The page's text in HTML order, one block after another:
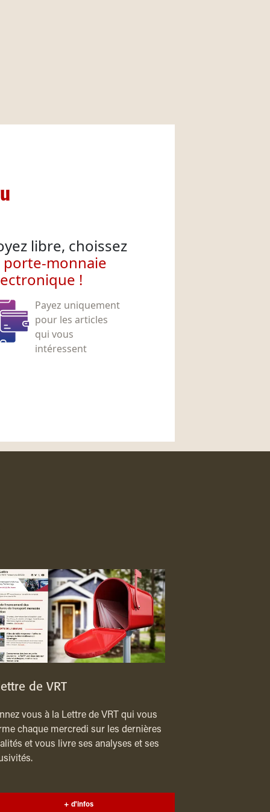
libre, choissez
porte-monnaie
!
Payez uniquement
pour les articles
qui vous
intéressent
de VRT
vous à la Lettre de VRT qui vous
chaque mercredi sur les dernières
et vous livre ses analyses et ses
+ d'infos